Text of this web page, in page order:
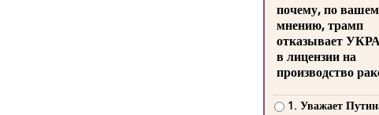
почему, по
мнению, трамп
отказывает
в лицензии на
производство
1. Уважает